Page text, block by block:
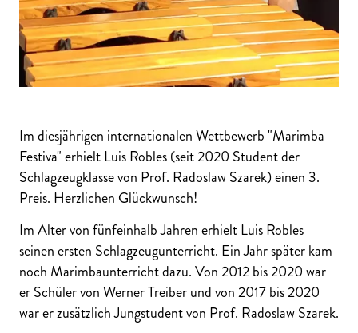
Im diesjährigen internationalen Wettbewerb "Marimba
Festiva" erhielt Luis Robles (seit 2020 Student der
Schlagzeugklasse von Prof. Radoslaw Szarek) einen 3.
Preis. Herzlichen Glückwunsch!
Im Alter von fünfeinhalb Jahren erhielt Luis Robles
seinen ersten Schlagzeugunterricht. Ein Jahr später kam
noch Marimbaunterricht dazu. Von 2012 bis 2020 war
er Schüler von Werner Treiber und von 2017 bis 2020
war er zusätzlich Jungstudent von Prof. Radoslaw Szarek.